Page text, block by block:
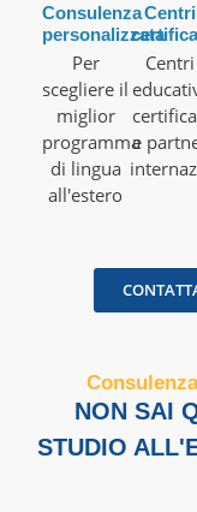
Consulenza
personalizzata
Per
scegliere il
miglior
programma
di lingua
all'estero
Centri
Centri
e
NON SAI
STUDIO